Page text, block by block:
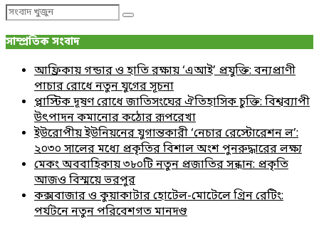
Search
Search
সাম্প্রতিক সংবাদ
আফ্রিকায় গন্ডার ও হাতি রক্ষায় ‘এআই’ প্রযুক্তি: বন্যপ্রাণী
পাচার রোধে নতুন যুগের সূচনা
প্লাস্টিক দূষণ রোধে জাতিসংঘের ঐতিহাসিক চুক্তি: বিশ্বব্যাপী
উৎপাদন কমানোর কঠোর রূপরেখা
ইউরোপীয় ইউনিয়নের যুগান্তকারী ‘নেচার রেস্টোরেশন ল’:
২০৩০ সালের মধ্যে প্রকৃতির বিশাল অংশ পুনরুদ্ধারের লক্ষ্য
মেকং অববাহিকায় ৩৮০টি নতুন প্রজাতির সন্ধান: প্রকৃতি
আজও বিস্ময়ে ভরপুর
কক্সবাজার ও কুয়াকাটার হোটেল-মোটেলে গ্রিন রেটিং:
পর্যটনে নতুন পরিবেশগত মানদণ্ড